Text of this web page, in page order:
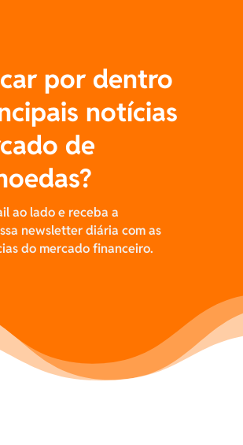
por dentro
notícias
de
ao lado e receba a
newsletter diária com as
do mercado financeiro.